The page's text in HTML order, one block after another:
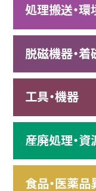
処理搬送・
脱磁機器・
工具・機器
産廃処理・
食品・医薬